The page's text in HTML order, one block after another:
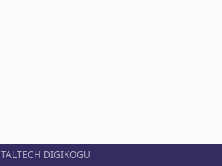
TALTECH DIGIKOGU